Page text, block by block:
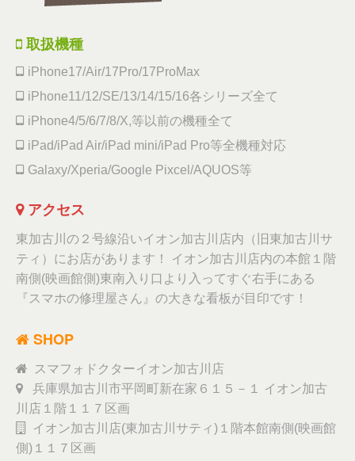
取扱機種
iPhone17/Air/17Pro/17ProMax
iPhone11/12/SE/13/14/15/16各シリーズ全て
iPhone4/5/6/7/8/X,等以前の機種全て
iPad/iPad Air/iPad mini/iPad Pro等全機種対応
Galaxy/Xperia/Google Pixcel/AQUOS等
アクセス
東加古川の２号線沿いイオン加古川店内（旧東加古川サ
ティ）にお店があります！ イオン加古川店内の本館１階
南側(映画館側)東南入り口より入ってすぐ右手にある
『スマホの修理屋さん』の大きな看板が目印です！
SHOP
スマフォドクターイオン加古川店
兵庫県加古川市平岡町新在家６１５－１ イオン加古
川店１階１１７区画
イオン加古川店(東加古川サティ)１階本館南側(映画館
側)１１７区画